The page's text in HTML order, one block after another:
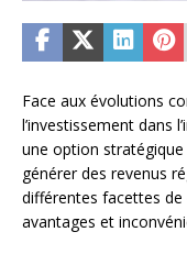
Face aux évolutions
l’investissement dans
une option
générer des revenus
différentes facettes de
avantages et